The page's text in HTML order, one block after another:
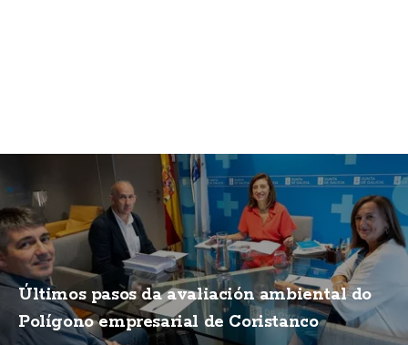
Últimos pasos da avaliación ambiental do
Polígono empresarial de Coristanco